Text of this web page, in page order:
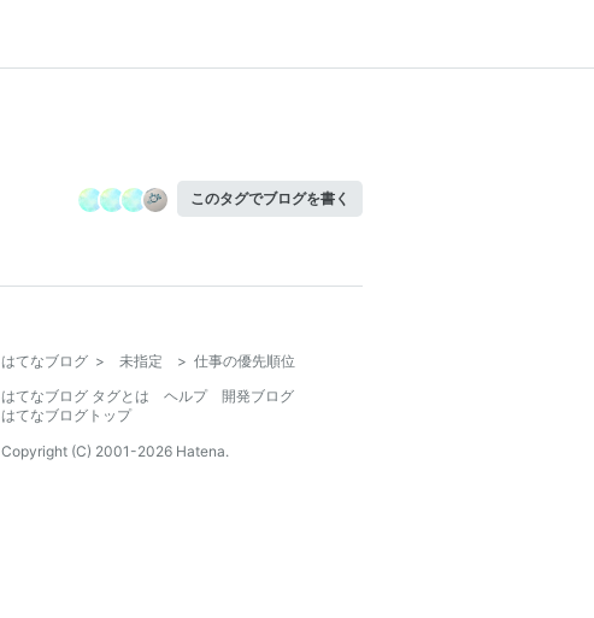
このタグでブログを書く
はてなブログ > 未指定 > 仕事の優先順位
はてなブログ タグとは
ヘルプ
開発ブログ
はてなブログトップ
Copyright (C) 2001-2026 Hatena.